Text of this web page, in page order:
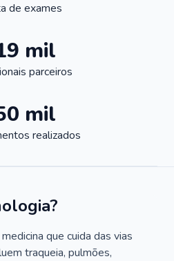
de exames
mil
parceiros
mil
realizados
que cuida das vias
traqueia, pulmões,